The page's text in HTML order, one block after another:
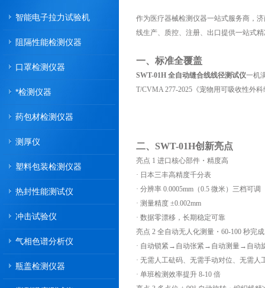
智能电子拉力试验机
阻隔性能检测仪器
口罩检测仪器
*检测仪器
药包材检测仪器
测厚仪
塑料包装检测仪器
热封性能测试仪
冲击试验仪
气相色谱分析仪
瓶盖检测仪器
作为医疗器械检测仪器一站式服务商，
线生产、质控、注册、出口提供一站式
一、标准全覆盖
SWT-01H 全自动缝合线线径测试仪一机
T/CVMA 277-2025《宠物用可吸收性外
二、SWT-01H创新亮点
亮点 1 进口核心部件・精度高
· 日本三丰高精度千分表
· 分辨率 0.0005mm（0.5 微米）三档可调
· 测量精度 ±0.002mm
· 数据零漂移，长期稳定可靠
亮点 2 全自动无人化测量・60-100 秒完成
· 自动锁紧→自动张紧→自动测量→自动
· 无需人工砝码、无需手动对位、无需人
· 单班检测效率提升 8-10 倍